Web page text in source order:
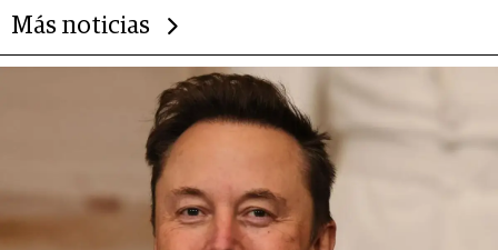
Más noticias